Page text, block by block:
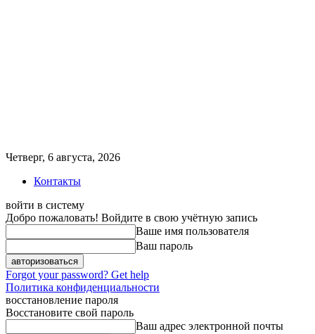
Четверг, 6 августа, 2026
Контакты
войти в систему
Добро пожаловать! Войдите в свою учётную запись
Ваше имя пользователя
Ваш пароль
Forgot your password? Get help
Политика конфиденциальности
восстановление пароля
Восстановите свой пароль
Ваш адрес электронной почты